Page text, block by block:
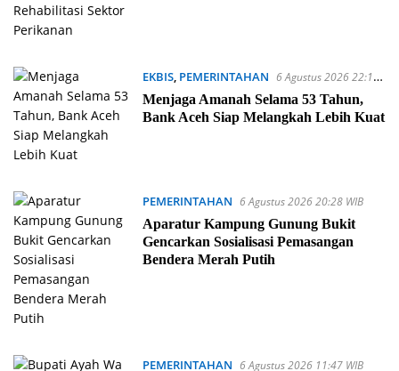
EKBIS, PEMERINTAHAN 6 Agustus 2026 22:19
WIB
Menjaga Amanah Selama 53 Tahun,
Bank Aceh Siap Melangkah Lebih Kuat
PEMERINTAHAN 6 Agustus 2026 20:28 WIB
Aparatur Kampung Gunung Bukit
Gencarkan Sosialisasi Pemasangan
Bendera Merah Putih
PEMERINTAHAN 6 Agustus 2026 11:47 WIB